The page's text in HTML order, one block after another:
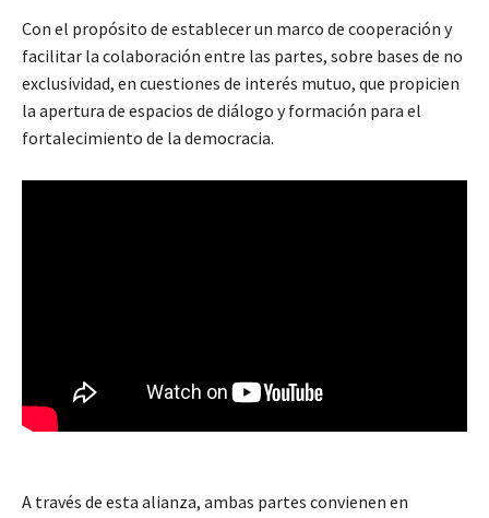
Con el propósito de establecer un marco de cooperación y
facilitar la colaboración entre las partes, sobre bases de no
exclusividad, en cuestiones de interés mutuo, que propicien
la apertura de espacios de diálogo y formación para el
fortalecimiento de la democracia.
A través de esta alianza, ambas partes convienen en